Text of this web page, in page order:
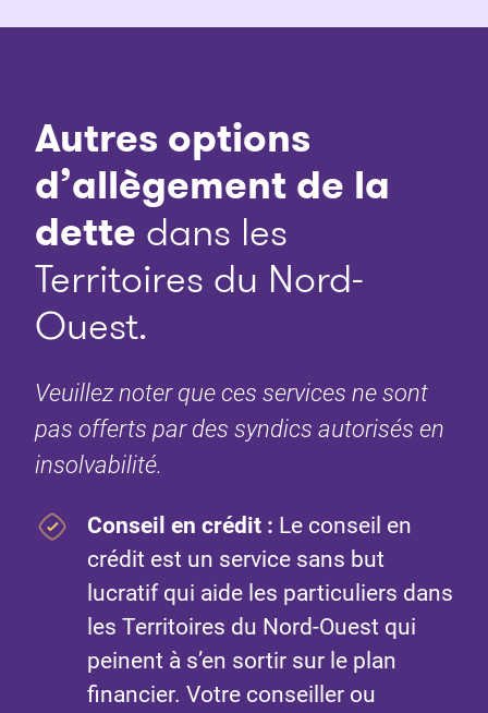
Autres options
d’allègement de la
dette dans les
Territoires du Nord-
Ouest.
Veuillez noter que ces services ne sont
pas offerts par des syndics autorisés en
insolvabilité.
Conseil en crédit : Le conseil en
crédit est un service sans but
lucratif qui aide les particuliers dans
les Territoires du Nord-Ouest qui
peinent à s’en sortir sur le plan
financier. Votre conseiller ou